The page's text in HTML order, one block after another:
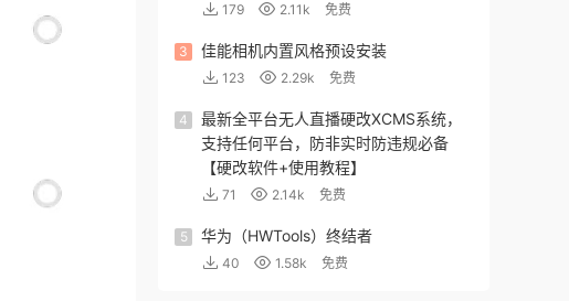
179 2.11k 免费
3 佳能相机内置风格预设安装
123 2.29k 免费
4
最新全平台无人直播硬改XCMS系统，
支持任何平台，防非实时防违规必备
【硬改软件+使用教程】
71 2.14k 免费
5 华为（HWTools）终结者
40 1.58k 免费